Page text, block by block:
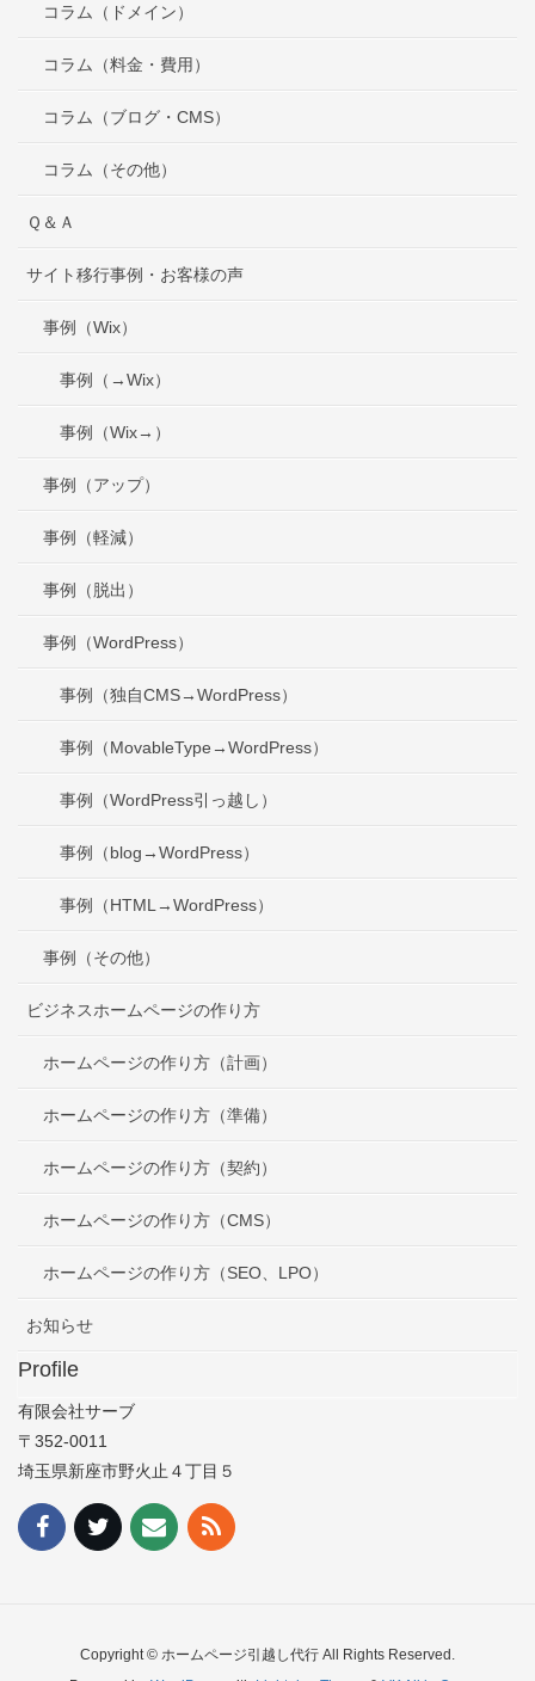
コラム（ドメイン）
コラム（料金・費用）
コラム（ブログ・CMS）
コラム（その他）
Ｑ＆Ａ
サイト移行事例・お客様の声
事例（Wix）
事例（→Wix）
事例（Wix→）
事例（アップ）
事例（軽減）
事例（脱出）
事例（WordPress）
事例（独自CMS→WordPress）
事例（MovableType→WordPress）
事例（WordPress引っ越し）
事例（blog→WordPress）
事例（HTML→WordPress）
事例（その他）
ビジネスホームページの作り方
ホームページの作り方（計画）
ホームページの作り方（準備）
ホームページの作り方（契約）
ホームページの作り方（CMS）
ホームページの作り方（SEO、LPO）
お知らせ
Profile
有限会社サーブ
〒352-0011
埼玉県新座市野火止４丁目５
Copyright © ホームページ引越し代行 All Rights Reserved.